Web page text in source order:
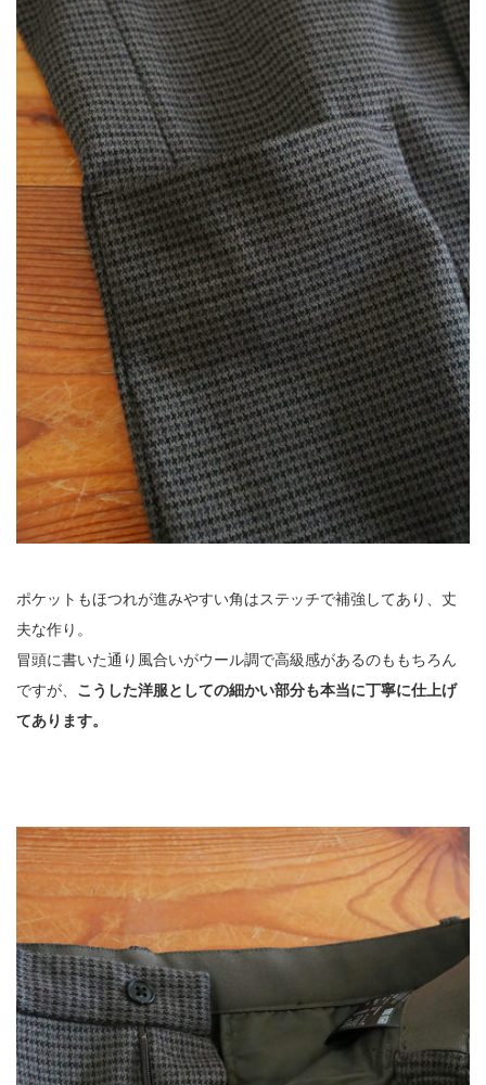
ポケットもほつれが進みやすい角はステッチで補強してあり、丈
夫な作り。
冒頭に書いた通り風合いがウール調で高級感があるのももちろん
ですが、 こうした洋服としての細かい部分も本当に丁寧に仕上げ
てあります。